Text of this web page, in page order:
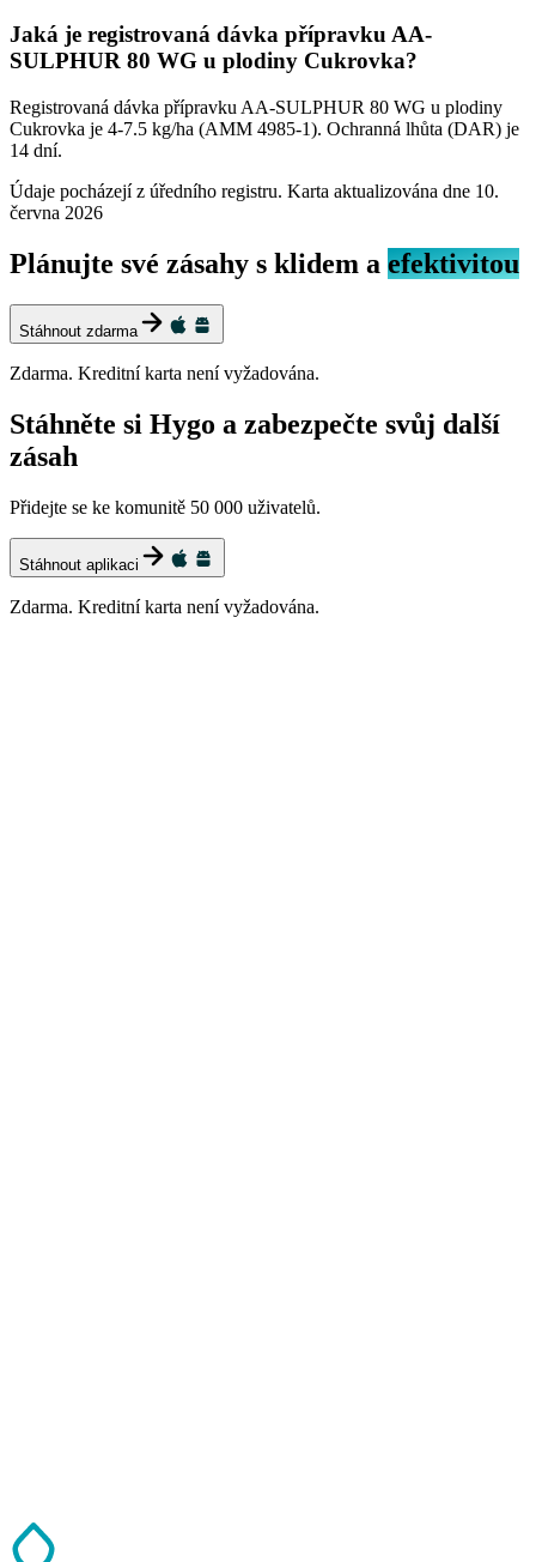
Jaká je registrovaná dávka přípravku AA-
SULPHUR 80 WG u plodiny Cukrovka?
Registrovaná dávka přípravku AA-SULPHUR 80 WG u plodiny
Cukrovka je 4-7.5 kg/ha (AMM 4985-1). Ochranná lhůta (DAR) je
14 dní.
Údaje pocházejí z úředního registru. Karta aktualizována dne 10.
června 2026
Plánujte své zásahy s klidem a efektivitou
Stáhnout zdarma
Zdarma. Kreditní karta není vyžadována.
Stáhněte si Hygo a zabezpečte svůj další
zásah
Přidejte se ke komunitě 50 000 uživatelů.
Stáhnout aplikaci
Zdarma. Kreditní karta není vyžadována.